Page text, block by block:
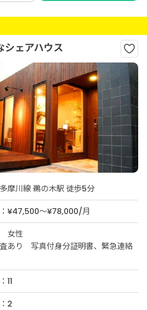
シェアハウス
摩川線 鵜の木駅 徒歩5分
¥47,500～¥78,000/月
女性
あり 写真付身分証明書、緊急連絡
11
2